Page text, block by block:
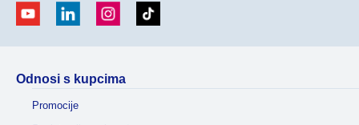
Odnosi s kupcima
Promocije